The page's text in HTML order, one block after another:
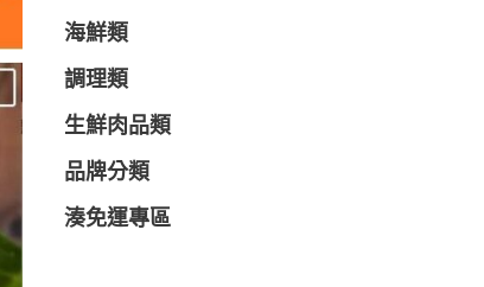
海鮮類
調理類
生鮮肉品類
品牌分類
湊免運專區